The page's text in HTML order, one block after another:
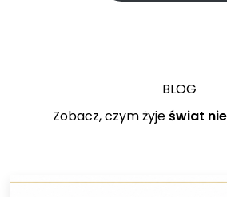
BLOG
Zobacz, czym żyjeświat